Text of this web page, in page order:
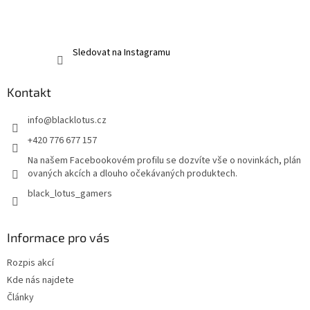
Sledovat na Instagramu
Kontakt
info@blacklotus.cz
+420 776 677 157
Na našem Facebookovém profilu se dozvíte vše o novinkách, plán
ovaných akcích a dlouho očekávaných produktech.
black_lotus_gamers
Informace pro vás
Rozpis akcí
Kde nás najdete
Články